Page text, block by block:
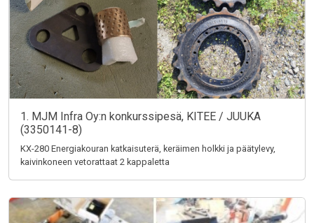
1. MJM Infra Oy:n konkurssipesä, KITEE / JUUKA
(3350141-8)
KX-280 Energiakouran katkaisuterä, keräimen holkki ja päätylevy,
kaivinkoneen vetorattaat 2 kappaletta